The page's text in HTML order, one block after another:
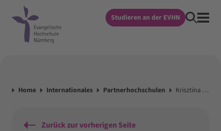
Studieren an der EVHN
Home Internationales Partnerhochschulen Krisztina Desits , M.A.
Zurück zur vorherigen Seite